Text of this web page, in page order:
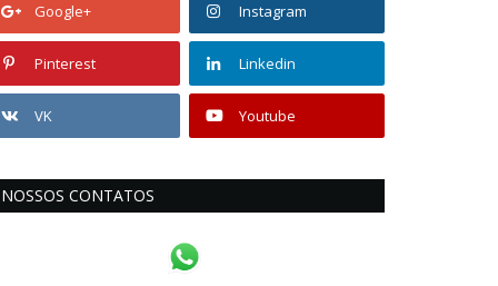
Google+ Instagram
Pinterest Linkedin
VK Youtube
NOSSOS CONTATOS